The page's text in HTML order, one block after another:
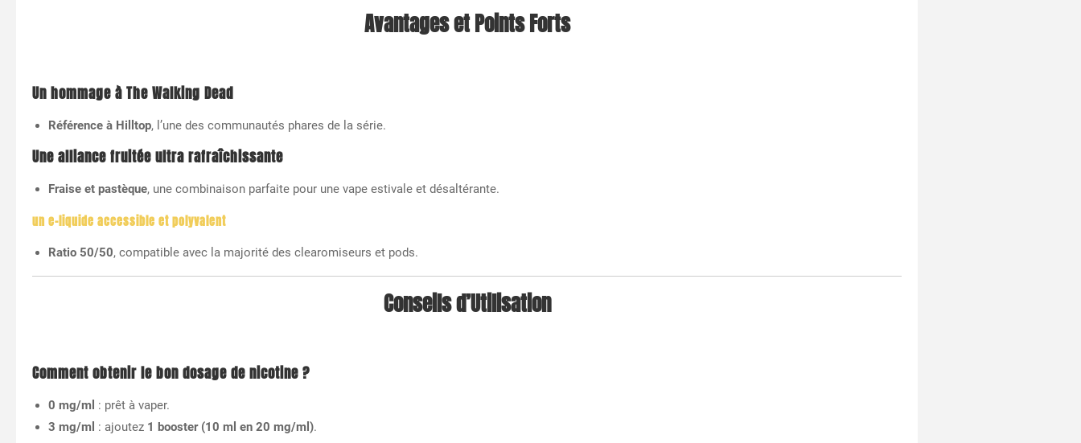
Avantages et Points Forts
Un hommage à The Walking Dead
Référence à Hilltop, l’une des communautés phares de la série.
Une alliance fruitée ultra rafraîchissante
Fraise et pastèque, une combinaison parfaite pour une vape estivale et désaltérante.
un e-liquide accessible et polyvalent
Ratio 50/50, compatible avec la majorité des clearomiseurs et pods.
Conseils d’Utilisation
Comment obtenir le bon dosage de nicotine ?
0 mg/ml : prêt à vaper.
3 mg/ml : ajoutez 1 booster (10 ml en 20 mg/ml).